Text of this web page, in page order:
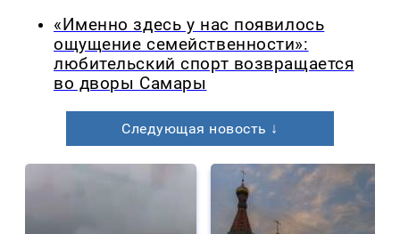
«Именно здесь у нас появилось
ощущение семейственности»:
любительский спорт возвращается
во дворы Самары
Следующая новость ↓